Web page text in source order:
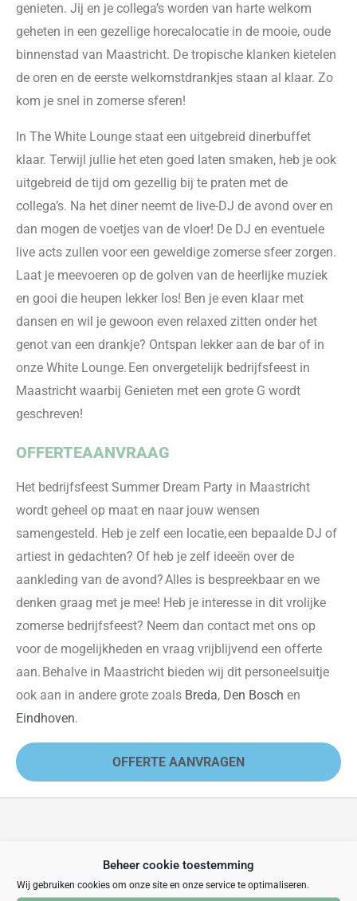
Beheer cookie toestemming
Wij gebruiken cookies om onze site en onze service te optimaliseren.
genieten. Jij en je collega’s worden van harte welkom
geheten in een gezellige horecalocatie in de mooie, oude
binnenstad van Maastricht. De tropische klanken kietelen
de oren en de eerste welkomstdrankjes staan al klaar. Zo
kom je snel in zomerse sferen!
In The White Lounge staat een uitgebreid dinerbuffet
klaar. Terwijl jullie het eten goed laten smaken, heb je ook
uitgebreid de tijd om gezellig bij te praten met de
collega’s. Na het diner neemt de live-DJ de avond over en
dan mogen de voetjes van de vloer! De DJ en eventuele
live acts zullen voor een geweldige zomerse sfeer zorgen.
Laat je meevoeren op de golven van de heerlijke muziek
en gooi die heupen lekker los! Ben je even klaar met
dansen en wil je gewoon even relaxed zitten onder het
genot van een drankje? Ontspan lekker aan de bar of in
onze White Lounge. Een onvergetelijk bedrijfsfeest in
Maastricht waarbij Genieten met een grote G wordt
geschreven!
OFFERTEAANVRAAG
Het bedrijfsfeest Summer Dream Party in Maastricht
wordt geheel op maat en naar jouw wensen
samengesteld. Heb je zelf een locatie, een bepaalde DJ of
artiest in gedachten? Of heb je zelf ideeën over de
aankleding van de avond? Alles is bespreekbaar en we
denken graag met je mee! Heb je interesse in dit vrolijke
zomerse bedrijfsfeest? Neem dan contact met ons op
voor de mogelijkheden en vraag vrijblijvend een offerte
aan. Behalve in Maastricht bieden wij dit personeelsuitje
ook aan in andere grote zoals Breda, Den Bosch en
Eindhoven.
OFFERTE AANVRAGEN
VERGELIJKBARE UITJES